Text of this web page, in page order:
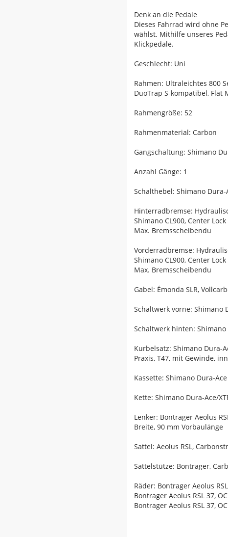
Denk an die Pedale
Dieses Fahrrad wird ohne
wählst. Mithilfe unseres
Klickpedale.
Geschlecht: Uni
Rahmen: Ultraleichtes 800
DuoTrap S-kompatibel, Flat
Rahmengröße: 52
Rahmenmaterial: Carbon
Gangschaltung: Shimano
Anzahl Gänge: 1
Schalthebel: Shimano Dura-
Hinterradbremse:
Shimano CL900, Center
Max. Bremsscheibendu
Vorderradbremse:
Shimano CL900, Center
Max. Bremsscheibendu
Gabel: Émonda SLR,
Schaltwerk vorne: Shimano
Schaltwerk hinten: Shimano
Kurbelsatz: Shimano Dura-
Praxis, T47, mit Gewinde,
Kassette: Shimano Dura-
Kette: Shimano Dura-Ace/
Lenker: Bontrager Aeolus
Breite, 90 mm Vorbaulänge
Sattel: Aeolus RSL,
Sattelstütze: Bontrager,
Räder: Bontrager Aeolus
Bontrager Aeolus RSL 37,
Bontrager Aeolus RSL 37,